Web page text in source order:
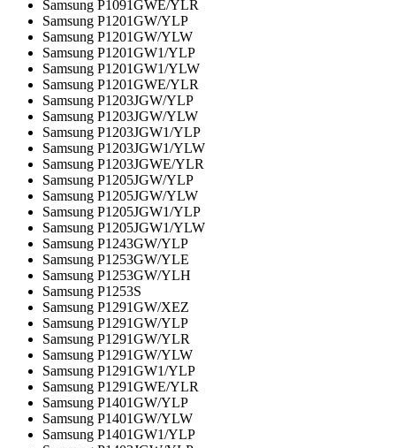
Samsung P1091GWE/YLR
Samsung P1201GW/YLP
Samsung P1201GW/YLW
Samsung P1201GW1/YLP
Samsung P1201GW1/YLW
Samsung P1201GWE/YLR
Samsung P1203JGW/YLP
Samsung P1203JGW/YLW
Samsung P1203JGW1/YLP
Samsung P1203JGW1/YLW
Samsung P1203JGWE/YLR
Samsung P1205JGW/YLP
Samsung P1205JGW/YLW
Samsung P1205JGW1/YLP
Samsung P1205JGW1/YLW
Samsung P1243GW/YLP
Samsung P1253GW/YLE
Samsung P1253GW/YLH
Samsung P1253S
Samsung P1291GW/XEZ
Samsung P1291GW/YLP
Samsung P1291GW/YLR
Samsung P1291GW/YLW
Samsung P1291GW1/YLP
Samsung P1291GWE/YLR
Samsung P1401GW/YLP
Samsung P1401GW/YLW
Samsung P1401GW1/YLP